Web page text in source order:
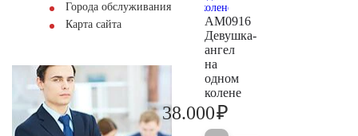
Города обслуживания
Карта сайта
AM0916
Девушка-
ангел
на
одном
колене
38.000₽